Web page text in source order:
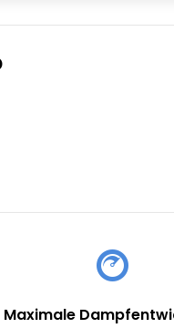
Maximale